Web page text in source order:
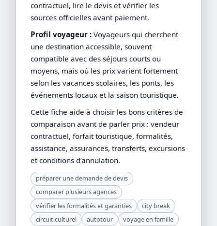
contractuel, lire le devis et vérifier les
sources officielles avant paiement.
Profil voyageur : Voyageurs qui cherchent
une destination accessible, souvent
compatible avec des séjours courts ou
moyens, mais où les prix varient fortement
selon les vacances scolaires, les ponts, les
événements locaux et la saison touristique.
Cette fiche aide à choisir les bons critères de
comparaison avant de parler prix : vendeur
contractuel, forfait touristique, formalités,
assistance, assurances, transferts, excursions
et conditions d’annulation.
préparer une demande de devis
comparer plusieurs agences
vérifier les formalités et garanties
city break
circuit culturel
autotour
voyage en famille